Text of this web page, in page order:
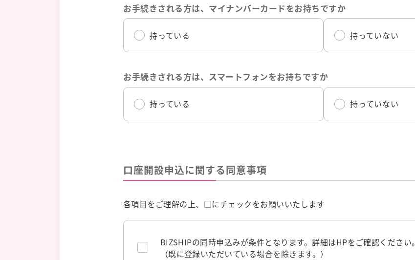
お手続きされる方は、マイナンバーカードをお持ちですか
持っている 持っていない
お手続きされる方は、スマートフォンをお持ちですか
持っている 持っていない
口座開設申込に関する同意事項
各項目をご理解の上、□にチェックをお願いいたします
BIZSHIPの同時申込みが条件となります。詳細はHPをご確認ください。
（既に登録いただいている場合を除きます。）